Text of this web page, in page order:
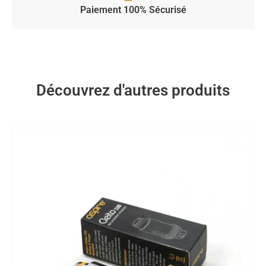
Paiement 100% Sécurisé
Découvrez d'autres produits